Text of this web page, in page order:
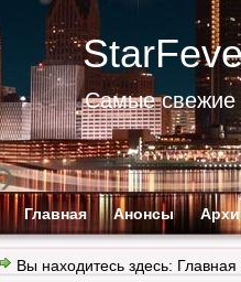
Самые свежие
Главная Анонсы
Вы находитесь здесь: Главная